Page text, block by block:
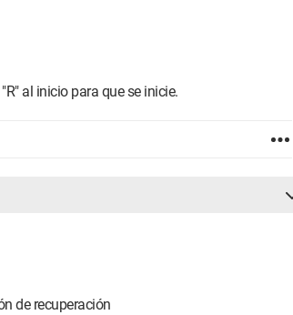
al inicio para que se inicie.
de recuperación